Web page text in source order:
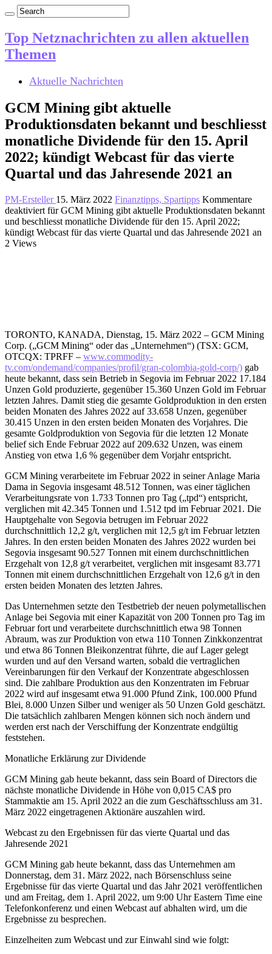
Top Netznachrichten zu allen aktuellen
Themen
Aktuelle Nachrichten
GCM Mining gibt aktuelle
Produktionsdaten bekannt und beschliesst
monatliche Dividende für den 15. April
2022; kündigt Webcast für das vierte
Quartal und das Jahresende 2021 an
PM-Ersteller 15. März 2022 Finanztipps, Spartipps Kommentare
deaktiviert für GCM Mining gibt aktuelle Produktionsdaten bekannt
und beschliesst monatliche Dividende für den 15. April 2022;
kündigt Webcast für das vierte Quartal und das Jahresende 2021 an
2 Views
TORONTO, KANADA, Dienstag, 15. März 2022 – GCM Mining
Corp. („GCM Mining“ oder das „Unternehmen“) (TSX: GCM,
OTCQX: TPRFF – www.commodity-
tv.com/ondemand/companies/profil/gran-colombia-gold-corp/) gab
heute bekannt, dass sein Betrieb in Segovia im Februar 2022 17.184
Unzen Gold produzierte, gegenüber 15.360 Unzen Gold im Februar
letzten Jahres. Damit stieg die gesamte Goldproduktion in den ersten
beiden Monaten des Jahres 2022 auf 33.658 Unzen, gegenüber
30.415 Unzen in den ersten beiden Monaten des Vorjahres. Die
gesamte Goldproduktion von Segovia für die letzten 12 Monate
belief sich Ende Februar 2022 auf 209.632 Unzen, was einem
Anstieg von etwa 1,6 % gegenüber dem Vorjahr entspricht.
GCM Mining verarbeitete im Februar 2022 in seiner Anlage Maria
Dama in Segovia insgesamt 48.512 Tonnen, was einer täglichen
Verarbeitungsrate von 1.733 Tonnen pro Tag („tpd“) entspricht,
verglichen mit 42.345 Tonnen und 1.512 tpd im Februar 2021. Die
Hauptgehalte von Segovia betrugen im Februar 2022
durchschnittlich 12,2 g/t, verglichen mit 12,5 g/t im Februar letzten
Jahres. In den ersten beiden Monaten des Jahres 2022 wurden bei
Segovia insgesamt 90.527 Tonnen mit einem durchschnittlichen
Erzgehalt von 12,8 g/t verarbeitet, verglichen mit insgesamt 83.771
Tonnen mit einem durchschnittlichen Erzgehalt von 12,6 g/t in den
ersten beiden Monaten des letzten Jahres.
Das Unternehmen setzte den Testbetrieb der neuen polymetallischen
Anlage bei Segovia mit einer Kapazität von 200 Tonnen pro Tag im
Februar fort und verarbeitete durchschnittlich etwa 98 Tonnen
Abraum, was zur Produktion von etwa 110 Tonnen Zinkkonzentrat
und etwa 86 Tonnen Bleikonzentrat führte, die auf Lager gelegt
wurden und auf den Versand warten, sobald die vertraglichen
Vereinbarungen für den Verkauf der Konzentrate abgeschlossen
sind. Die zahlbare Produktion aus den Konzentraten im Februar
2022 wird auf insgesamt etwa 91.000 Pfund Zink, 100.000 Pfund
Blei, 8.000 Unzen Silber und weniger als 50 Unzen Gold geschätzt.
Die tatsächlich zahlbaren Mengen können sich noch ändern und
werden erst nach der Verschiffung der Konzentrate endgültig
feststehen.
Monatliche Erklärung zur Dividende
GCM Mining gab heute bekannt, dass sein Board of Directors die
nächste monatliche Dividende in Höhe von 0,015 CA$ pro
Stammaktie am 15. April 2022 an die zum Geschäftsschluss am 31.
März 2022 eingetragenen Aktionäre auszahlen wird.
Webcast zu den Ergebnissen für das vierte Quartal und das
Jahresende 2021
GCM Mining gab heute bekannt, dass das Unternehmen am
Donnerstag, dem 31. März 2022, nach Börsenschluss seine
Ergebnisse für das vierte Quartal und das Jahr 2021 veröffentlichen
und am Freitag, dem 1. April 2022, um 9:00 Uhr Eastern Time eine
Telefonkonferenz und einen Webcast auf abhalten wird, um die
Ergebnisse zu besprechen.
Einzelheiten zum Webcast und zur Einwahl sind wie folgt: